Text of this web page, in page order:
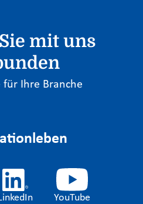
mit uns
für Ihre Branche
YouTube